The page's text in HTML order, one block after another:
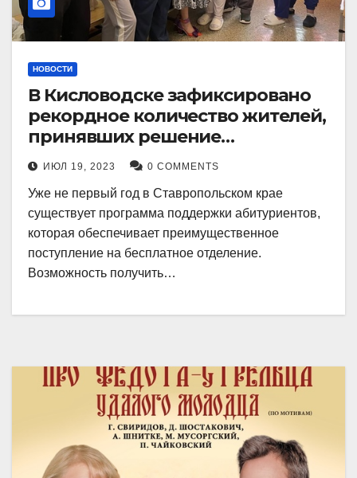
НОВОСТИ
В Кисловодске зафиксировано
рекордное количество жителей,
принявших решение
воспользоваться
установленными мерами, с
целью поступления в
медицинский вуз в районе.
ИЮЛ 19, 2023 0 COMMENTS
Уже не первый год в Ставропольском крае
существует программа поддержки абитуриентов,
которая обеспечивает преимущественное
поступление на бесплатное отделение.
Возможность получить…